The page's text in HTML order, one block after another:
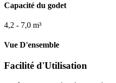
Capacité du godet
4,2 - 7,0 m³
Vue D'ensemble
Facilité d'Utilisation